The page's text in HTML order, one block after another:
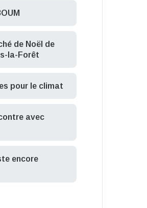
de Noël de
la-Forêt
pour le climat
avec
encore